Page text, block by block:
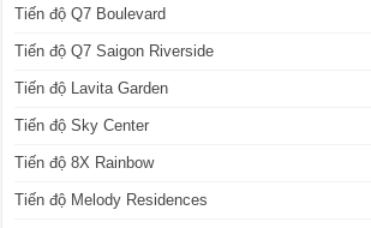
Tiến độ Q7 Boulevard
Tiến độ Q7 Saigon Riverside
Tiến độ Lavita Garden
Tiến độ Sky Center
Tiến độ 8X Rainbow
Tiến độ Melody Residences